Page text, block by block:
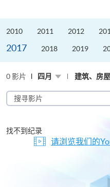
2010 2011 2012
2017 2018 2019
0 影片 四月 建筑、房
搜
寻
片
找不到纪录
请浏览我们的